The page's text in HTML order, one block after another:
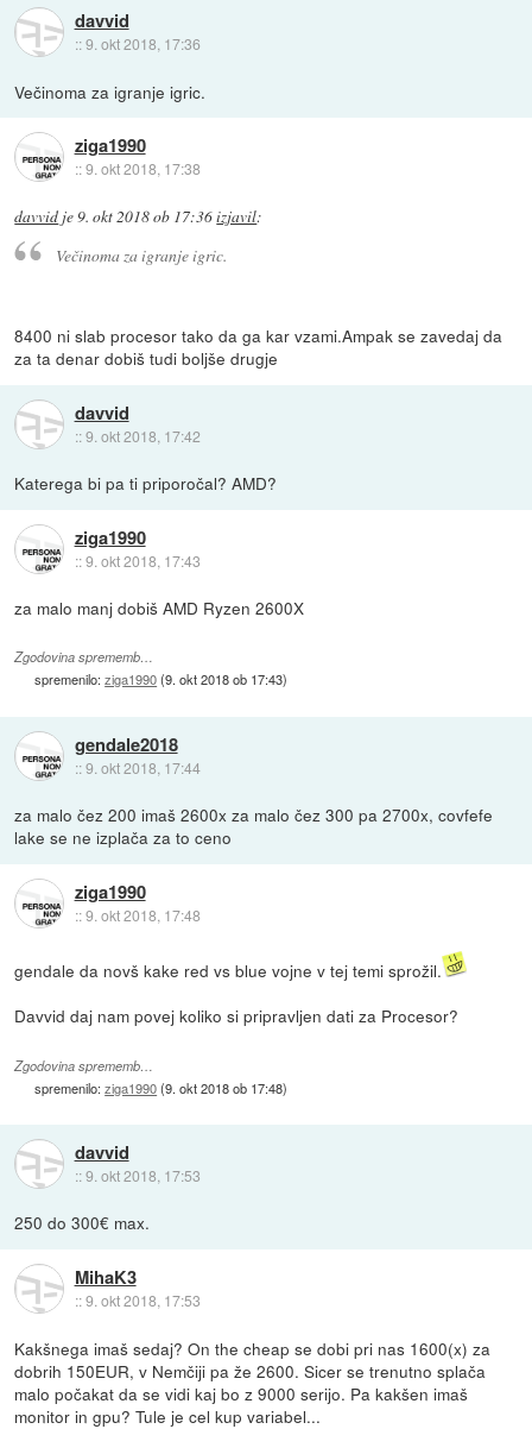
davvid
::9. okt 2018, 17:36
Večinoma za igranje igric.
ziga1990
::9. okt 2018, 17:38
davvid je9. okt 2018 ob 17:36izjavil:
Večinoma za igranje igric.
8400 ni slab procesor tako da ga kar vzami.Ampak se zavedaj da
za ta denar dobiš tudi boljše drugje
davvid
::9. okt 2018, 17:42
Katerega bi pa ti priporočal? AMD?
ziga1990
::9. okt 2018, 17:43
za malo manj dobiš AMD Ryzen 2600X
Zgodovina sprememb…
spremenilo:ziga1990(9. okt 2018 ob 17:43)
gendale2018
::9. okt 2018, 17:44
za malo čez 200 imaš 2600x za malo čez 300 pa 2700x, covfefe
lake se ne izplača za to ceno
ziga1990
::9. okt 2018, 17:48
gendale da novš kake red vs blue vojne v tej temi sprožil.
Davvid daj nam povej koliko si pripravljen dati za Procesor?
Zgodovina sprememb…
spremenilo:ziga1990(9. okt 2018 ob 17:48)
davvid
::9. okt 2018, 17:53
250 do 300€ max.
MihaK3
::9. okt 2018, 17:53
Kakšnega imaš sedaj? On the cheap se dobi pri nas 1600(x) za
dobrih 150EUR, v Nemčiji pa že 2600. Sicer se trenutno splača
malo počakat da se vidi kaj bo z 9000 serijo. Pa kakšen imaš
monitor in gpu? Tule je cel kup variabel...